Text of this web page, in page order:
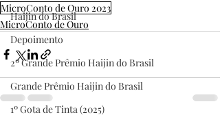
Haijin do Brasil
Depoimento
2º Grande Prêmio Haijin do Brasil
Grande Prêmio Haijin do Brasil
1º Gota de Tinta (2025)
MicroConto de Ouro 2023
MicroConto de Ouro